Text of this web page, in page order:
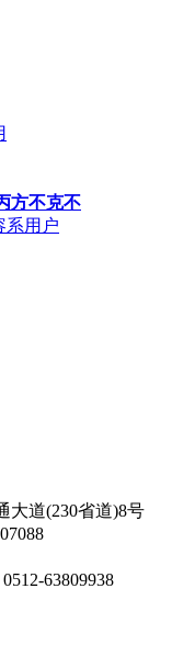
方不克不
系用户
大道(230省道)8号
63809938